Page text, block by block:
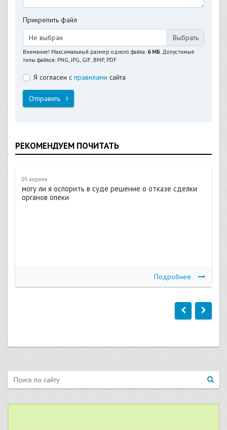
Прикрепить файл
Не выбран
Внимание! Максимальный размер одного файла: 6 МБ. Допустимые
типы файлов: PNG, JPG, GIF, BMP, PDF
Я согласен с правилами сайта
Отправить
РЕКОМЕНДУЕМ ПОЧИТАТЬ
05 апреля
могу ли я оспорить в суде решение о отказе сделки
органов опеки
Подробнее